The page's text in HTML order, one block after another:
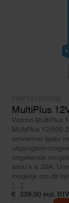
MultiPlus
Victron MultiPlus
MultiPlus 12/500
omvormer-lader
ongekende
accu’s is 20A.
mogelijk om dit
[…]
€ 339,00 incl.